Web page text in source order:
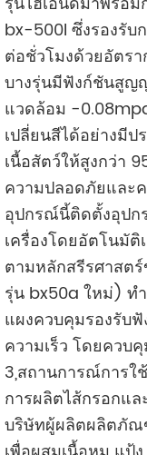
bx-500l ซึ่งรองรับ
ต่อชั่วโมงด้วยอัตรา
บางรุ่นมีฟังก์ชันสูญ
แวดล้อม -
เปลี่ยนสีได้อย่างมี
เนื้อสัตว์ให้สูงกว่า
ความปลอดภัยและ
อุปกรณ์นี้ติดตั้งอุปก
เครื่องโดยอัตโนมั
ตามหลักสรีรศาสต
รุ่น bx50a ใหม่) ท
แผงควบคุมรองรับ
ความเร็ว โดยควบ
3,สถานการณ์การใ
การผลิตไส้กรอกแ
บริษัทผู้ผลิตผลิตภัณ